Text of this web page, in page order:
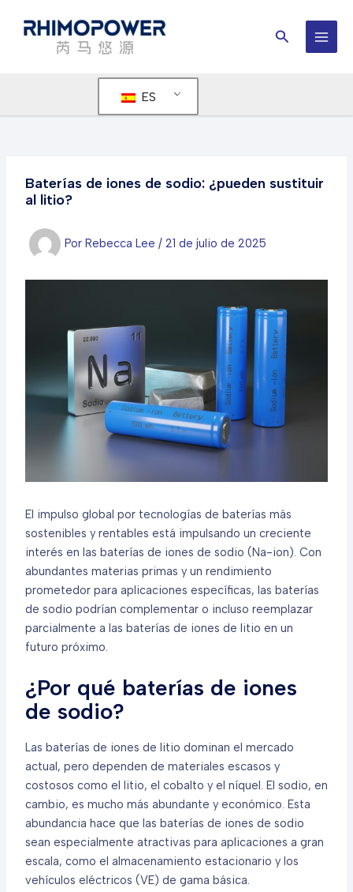
Buscar
ES
Baterías de iones de sodio: ¿pueden sustituir
al litio?
Por Rebecca Lee / 21 de julio de 2025
El impulso global por tecnologías de baterías más
sostenibles y rentables está impulsando un creciente
interés en las baterías de iones de sodio (Na-ion). Con
abundantes materias primas y un rendimiento
prometedor para aplicaciones específicas, las baterías
de sodio podrían complementar o incluso reemplazar
parcialmente a las baterías de iones de litio en un
futuro próximo.
¿Por qué baterías de iones
de sodio?
Las baterías de iones de litio dominan el mercado
actual, pero dependen de materiales escasos y
costosos como el litio, el cobalto y el níquel. El sodio, en
cambio, es mucho más abundante y económico. Esta
abundancia hace que las baterías de iones de sodio
sean especialmente atractivas para aplicaciones a gran
escala, como el almacenamiento estacionario y los
vehículos eléctricos (VE) de gama básica.